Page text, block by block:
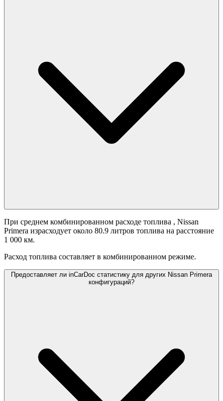
При среднем комбинированном расходе топлива , Nissan
Primera израсходует около 80.9 литров топлива на расстояние
1 000 км.
Расход топлива составляет в комбинированном режиме.
Предоставляет ли inCarDoc статистику для других Nissan Primera
конфигураций?